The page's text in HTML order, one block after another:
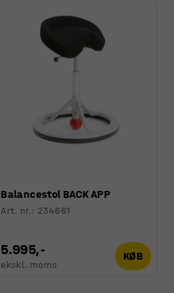
Balancestol BACK APP
Art. nr.: 234661
5.995,-
ekskl. moms
KØB